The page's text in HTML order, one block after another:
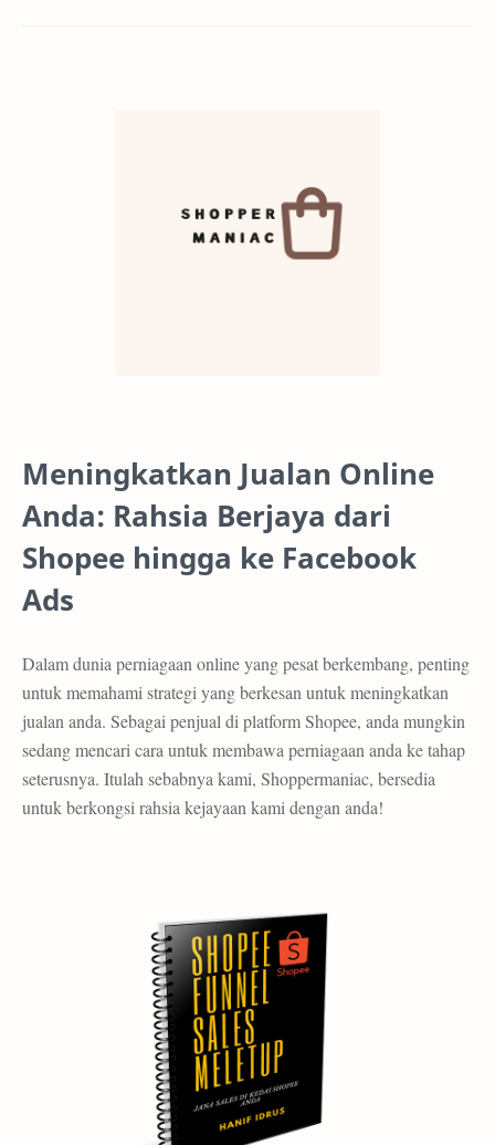
Meningkatkan Jualan Online
Anda: Rahsia Berjaya dari
Shopee hingga ke Facebook
Ads
Dalam dunia perniagaan online yang pesat berkembang, penting
untuk memahami strategi yang berkesan untuk meningkatkan
jualan anda. Sebagai penjual di platform Shopee, anda mungkin
sedang mencari cara untuk membawa perniagaan anda ke tahap
seterusnya. Itulah sebabnya kami, Shoppermaniac, bersedia
untuk berkongsi rahsia kejayaan kami dengan anda!